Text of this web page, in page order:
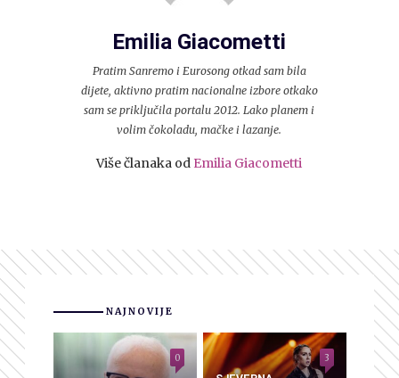
Emilia Giacometti
Pratim Sanremo i Eurosong otkad sam bila
dijete, aktivno pratim nacionalne izbore otkako
sam se priključila portalu 2012. Lako planem i
volim čokoladu, mačke i lazanje.
Više članaka od Emilia Giacometti
NAJNOVIJE
0 3